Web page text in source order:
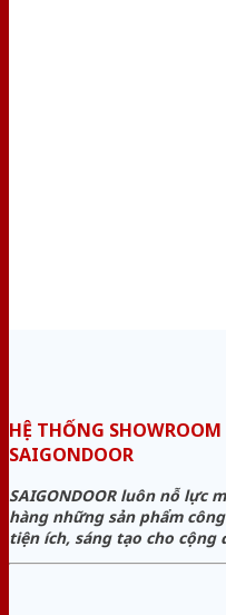
HỆ THỐNG
SAIGONDOOR
SAIGONDOOR luôn nỗ lực
hàng những sản phẩm
tiện ích, sáng tạo cho